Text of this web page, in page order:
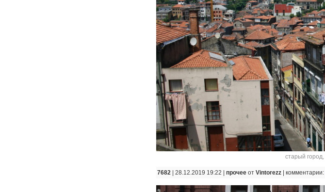
старый город,
7682 | 28.12.2019 19:22 | прочее от Vintorezz комментарии: